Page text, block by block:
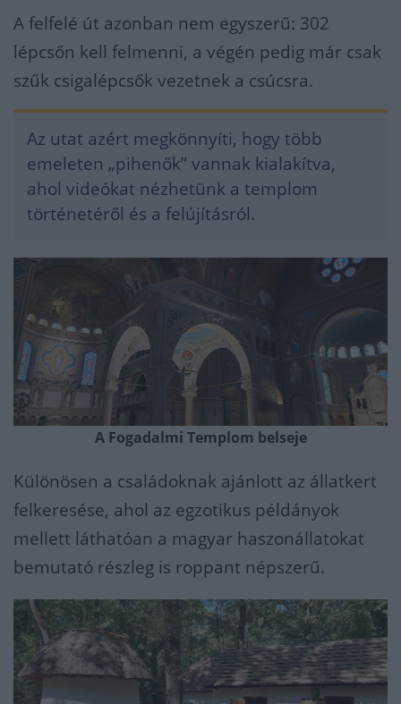
A felfelé út azonban nem egyszerű: 302
lépcsőn kell felmenni, a végén pedig már csak
szűk csigalépcsők vezetnek a csúcsra.
Az utat azért megkönnyíti, hogy több
emeleten „pihenők” vannak kialakítva,
ahol videókat nézhetünk a templom
történetéről és a felújításról.
A Fogadalmi Templom belseje
Különösen a családoknak ajánlott az állatkert
felkeresése, ahol az egzotikus példányok
mellett láthatóan a magyar haszonállatokat
bemutató részleg is roppant népszerű.